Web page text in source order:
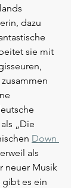
dazu
sie mit
„Die
Down
als
neuer Musik
es ein